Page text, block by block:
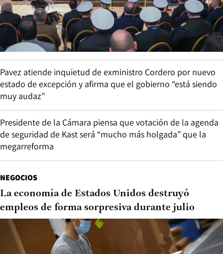
Pavez atiende inquietud de exministro Cordero por nuevo
estado de excepción y afirma que el gobierno “está siendo
muy audaz”
Presidente de la Cámara piensa que votación de la agenda
de seguridad de Kast será “mucho más holgada” que la
megarreforma
NEGOCIOS
La economía de Estados Unidos destruyó
empleos de forma sorpresiva durante julio